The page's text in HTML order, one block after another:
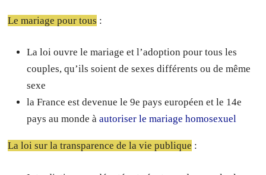
Le mariage pour tous :
La loi ouvre le mariage et l’adoption pour tous les
couples, qu’ils soient de sexes différents ou de même
sexe
la France est devenue le 9e pays européen et le 14e
pays au monde àautoriser le mariage homosexuel
La loi sur la transparence de la vie publique :